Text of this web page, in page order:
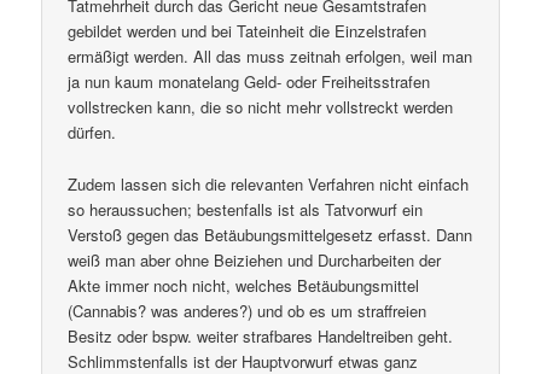
Tatmehrheit durch das Gericht neue Gesamtstrafen
gebildet werden und bei Tateinheit die Einzelstrafen
ermäßigt werden. All das muss zeitnah erfolgen, weil man
ja nun kaum monatelang Geld- oder Freiheitsstrafen
vollstrecken kann, die so nicht mehr vollstreckt werden
dürfen.
Zudem lassen sich die relevanten Verfahren nicht einfach
so heraussuchen; bestenfalls ist als Tatvorwurf ein
Verstoß gegen das Betäubungsmittelgesetz erfasst. Dann
weiß man aber ohne Beiziehen und Durcharbeiten der
Akte immer noch nicht, welches Betäubungsmittel
(Cannabis? was anderes?) und ob es um straffreien
Besitz oder bspw. weiter strafbares Handeltreiben geht.
Schlimmstenfalls ist der Hauptvorwurf etwas ganz